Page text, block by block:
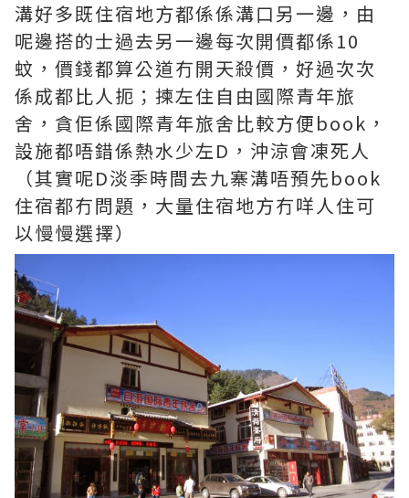
溝好多既住宿地方都係係溝口另一邊，由
呢邊搭的士過去另一邊每次開價都係10
蚊，價錢都算公道冇開天殺價，好過次次
係成都比人扼；揀左住自由國際青年旅
舍，貪佢係國際青年旅舍比較方便book，
設施都唔錯係熱水少左D，沖涼會凍死人
（其實呢D淡季時間去九寨溝唔預先book
住宿都冇問題，大量住宿地方冇咩人住可
以慢慢選擇）